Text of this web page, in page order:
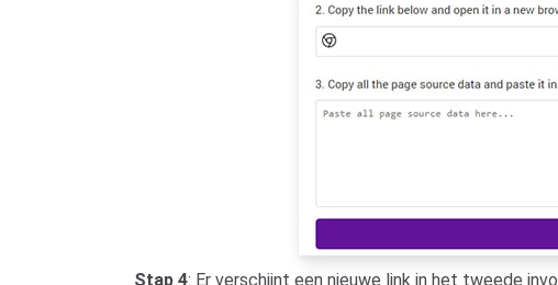
Stap 4: Er verschijnt een nieuwe link in het tweede